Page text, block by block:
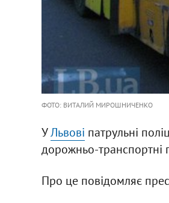
ФОТО: ВИТАЛИЙ МИРОШНИЧЕНКО
УЛьвові патрульні
дорожньо-транспортні
Про це повідомляє